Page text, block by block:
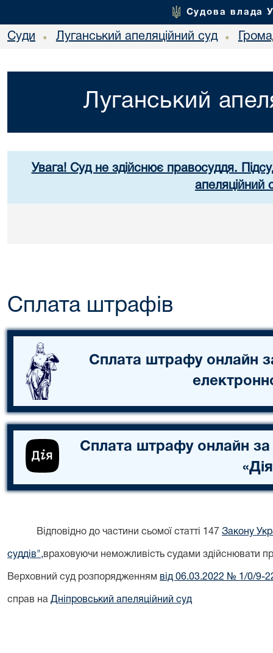
Судова влада
Суди • Луганський апеляційний суд •
Луганський
Увага! Суд не здійснює правосуддя.
апеляційний
Сплата штрафів
Сплата штрафу онлайн
Сплата штрафу онлайн
Відповідно до частини сьомої статті 147 Закону
суддів",враховуючи неможливість судами здійснювати
Верховний суд розпорядженням від 06.03.2022 № 1/0/9-
справ на Дніпровський апеляційний суд